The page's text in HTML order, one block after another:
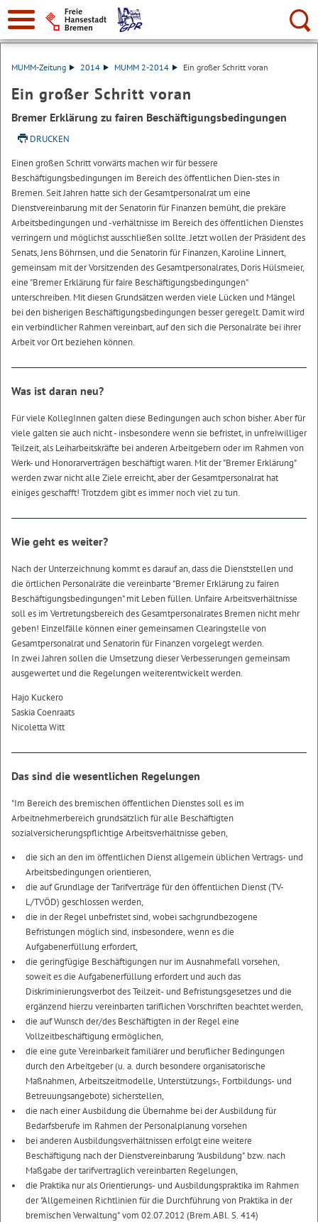
Suche:
MUMM-Zeitung 2014 MUMM 2-2014 Ein großer Schritt voran
Ein großer Schritt voran
Bremer Erklärung zu fairen Beschäftigungsbedingungen
DRUCKEN
Einen großen Schritt vorwärts machen wir für bessere
Beschäftigungsbedingungen im Bereich des öffentlichen Dien-stes in
Bremen. Seit Jahren hatte sich der Gesamtpersonalrat um eine
Dienstvereinbarung mit der Senatorin für Finanzen bemüht, die prekäre
Arbeitsbedingungen und -verhältnisse im Bereich des öffentlichen Dienstes
verringern und möglichst ausschließen sollte. Jetzt wollen der Präsident des
Senats, Jens Böhrnsen, und die Senatorin für Finanzen, Karoline Linnert,
gemeinsam mit der Vorsitzenden des Gesamtpersonalrates, Doris Hülsmeier,
eine "Bremer Erklärung für faire Beschäftigungsbedingungen"
unterschreiben. Mit diesen Grundsätzen werden viele Lücken und Mängel
bei den bisherigen Beschäftigungsbedingungen besser geregelt. Damit wird
ein verbindlicher Rahmen vereinbart, auf den sich die Personalräte bei ihrer
Arbeit vor Ort beziehen können.
Was ist daran neu?
Für viele KollegInnen galten diese Bedingungen auch schon bisher. Aber für
viele galten sie auch nicht - insbesondere wenn sie befristet, in unfreiwilliger
Teilzeit, als Leiharbeitskräfte bei anderen Arbeitgebern oder im Rahmen von
Werk- und Honorarverträgen beschäftigt waren. Mit der "Bremer Erklärung"
werden zwar nicht alle Ziele erreicht, aber der Gesamtpersonalrat hat
einiges geschafft! Trotzdem gibt es immer noch viel zu tun.
Wie geht es weiter?
Nach der Unterzeichnung kommt es darauf an, dass die Dienststellen und
die örtlichen Personalräte die vereinbarte "Bremer Erklärung zu fairen
Beschäftigungsbedingungen" mit Leben füllen. Unfaire Arbeitsverhältnisse
soll es im Vertretungsbereich des Gesamtpersonalrates Bremen nicht mehr
geben! Einzelfälle können einer gemeinsamen Clearingstelle von
Gesamtpersonalrat und Senatorin für Finanzen vorgelegt werden.
In zwei Jahren sollen die Umsetzung dieser Verbesserungen gemeinsam
ausgewertet und die Regelungen weiterentwickelt werden.
Hajo Kuckero
Saskia Coenraats
Nicoletta Witt
Das sind die wesentlichen Regelungen
"Im Bereich des bremischen öffentlichen Dienstes soll es im
Arbeitnehmerbereich grundsätzlich für alle Beschäftigten
sozialversicherungspflichtige Arbeitsverhältnisse geben,
die sich an den im öffentlichen Dienst allgemein üblichen Vertrags- und
Arbeitsbedingungen orientieren,
die auf Grundlage der Tarifverträge für den öffentlichen Dienst (TV-
L/TVÖD) geschlossen werden,
die in der Regel unbefristet sind, wobei sachgrundbezogene
Befristungen möglich sind, insbesondere, wenn es die
Aufgabenerfüllung erfordert,
die geringfügige Beschäftigungen nur im Ausnahmefall vorsehen,
soweit es die Aufgabenerfüllung erfordert und auch das
Diskriminierungsverbot des Teilzeit- und Befristungsgesetzes und die
ergänzend hierzu vereinbarten tariflichen Vorschriften beachtet werden,
die auf Wunsch der/des Beschäftigten in der Regel eine
Vollzeitbeschäftigung ermöglichen,
die eine gute Vereinbarkeit familiärer und beruflicher Bedingungen
durch den Arbeitgeber (u. a. durch besondere organisatorische
Maßnahmen, Arbeitszeitmodelle, Unterstützungs-, Fortbildungs- und
Betreuungsangebote) sicherstellen,
die nach einer Ausbildung die Übernahme bei der Ausbildung für
Bedarfsberufe im Rahmen der Personalplanung vorsehen
bei anderen Ausbildungsverhältnissen erfolgt eine weitere
Beschäftigung nach der Dienstvereinbarung "Ausbildung" bzw. nach
Maßgabe der tarifvertraglich vereinbarten Regelungen,
die Praktika nur als Orientierungs- und Ausbildungspraktika im Rahmen
der "Allgemeinen Richtlinien für die Durchführung von Praktika in der
bremischen Verwaltung" vom 02.07.2012 (Brem.ABl. S. 414)